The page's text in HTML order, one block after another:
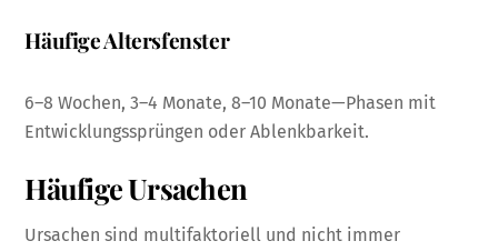
Häufige Altersfenster
6–8 Wochen, 3–4 Monate, 8–10 Monate—Phasen mit
Entwicklungssprüngen oder Ablenkbarkeit.
Häufige Ursachen
Ursachen sind multifaktoriell und nicht immer